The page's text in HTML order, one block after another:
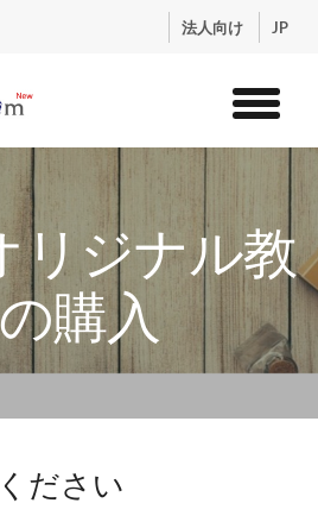
法人向け JP
リジナル教
購入
ださい